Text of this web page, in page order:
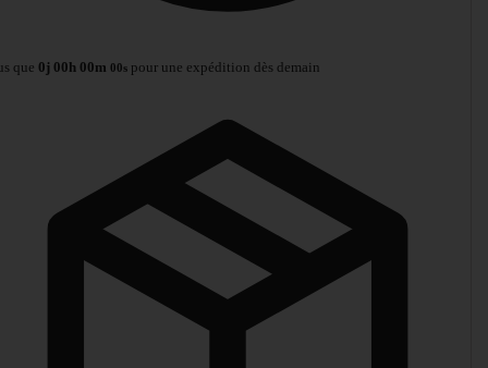
que 0j 00h 00m 00s pour une expédition dès demain